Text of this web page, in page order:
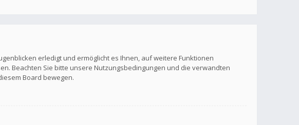
erledigt und ermöglicht es Ihnen, auf weitere Funktionen
Beachten Sie bitte unsere Nutzungsbedingungen und die verwandten
Board bewegen.